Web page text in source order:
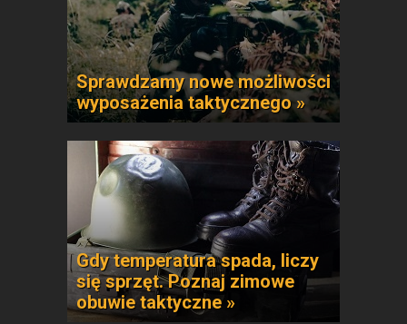
Sprawdzamy nowe możliwości
wyposażenia taktycznego »
Gdy temperatura spada, liczy
się sprzęt. Poznaj zimowe
obuwie taktyczne »